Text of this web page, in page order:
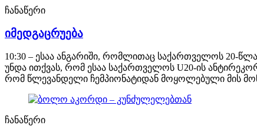
ჩანაწერი
იმედგაცრუება
10:30 – ესაა ანგარიში, რომლითაც საქართველოს 20-
უნდა ითქვას, რომ ესაა საქართველოს U20-ის
რომ წლევანდელი ჩემპიონატიდან მოყოლებული მის
ჩანაწერი